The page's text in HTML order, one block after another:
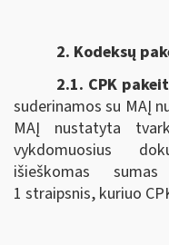
2. Kodeksų
2.1. CPK
suderinamos su MAĮ
MAĮ nustatyta
vykdomuosius
išieškomas
1 straipsnis, kuriuo